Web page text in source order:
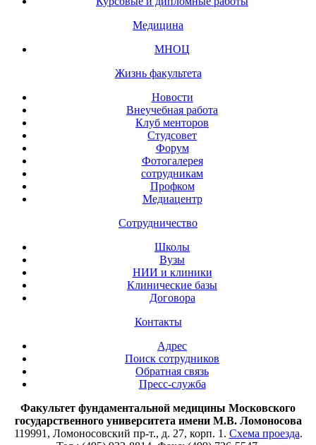
Медицина
МНОЦ
Жизнь факультета
Новости
Внеучебная работа
Клуб менторов
Студсовет
Форум
Фотогалерея
сотрудникам
Профком
Медиацентр
Сотрудничество
Школы
Вузы
НИИ и клиники
Клинические базы
Договора
Контакты
Адрес
Поиск сотрудников
Обратная связь
Пресс-служба
Факультет фундаментальной медицины Московского
государственного университета имени М.В. Ломоносова
119991, Ломоносовский пр-т., д. 27, корп. 1. Схема проезда.